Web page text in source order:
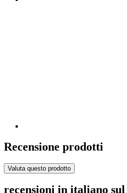
Recensione prodotti
Valuta questo prodotto
recensioni in italiano